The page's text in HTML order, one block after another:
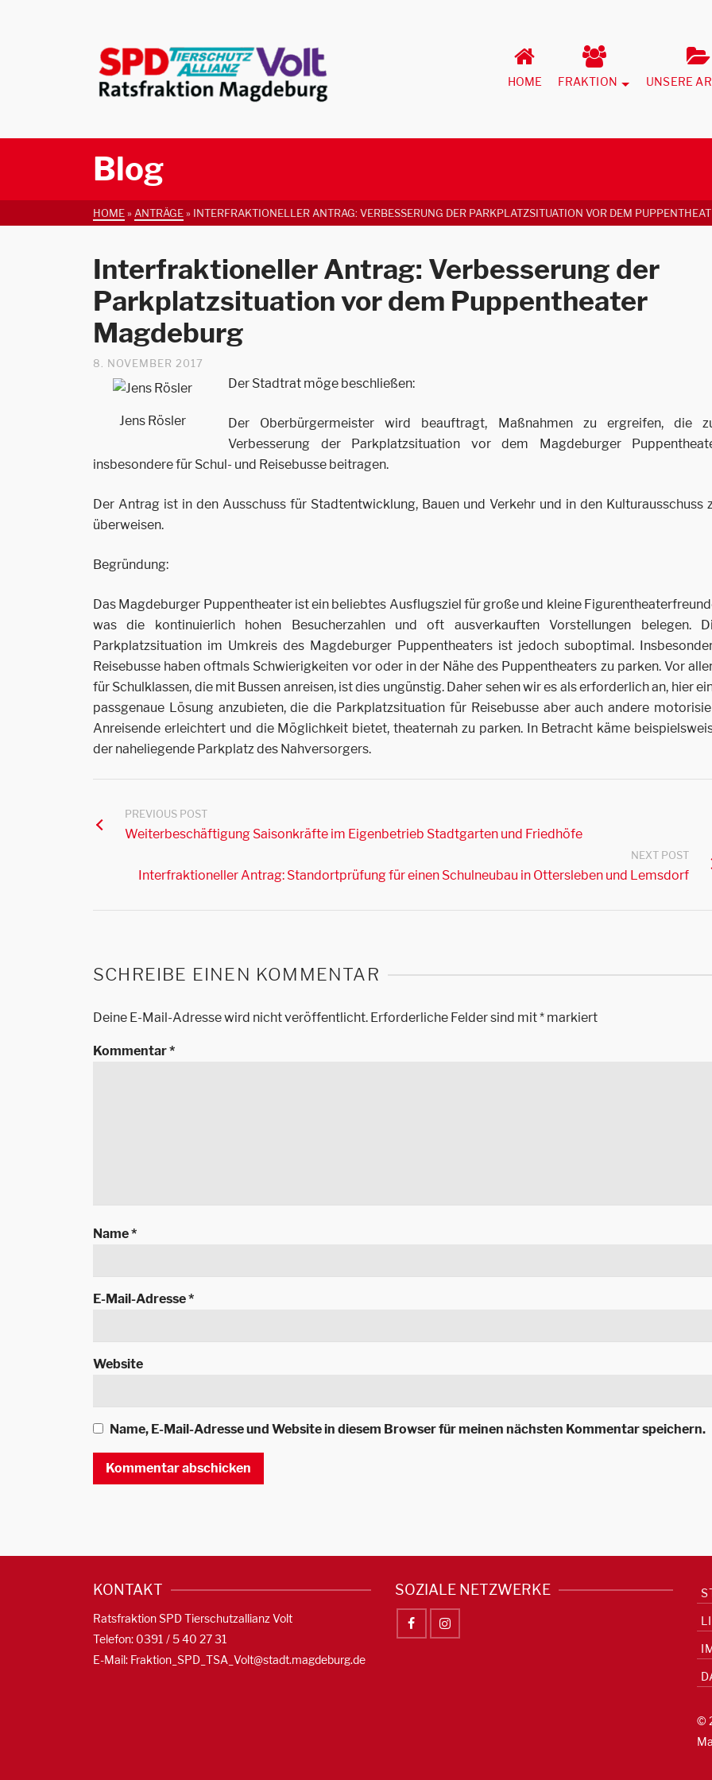
HOME FRAKTION UNSERE
Blog
HOME» ANTRÄGE» INTERFRAKTIONELLER ANTRAG: VERBESSERUNG DER PARKPLATZSITUATION VOR DEM
Interfraktioneller Antrag: Verbesserung der
Parkplatzsituation vor dem Puppentheater
Magdeburg
8. NOVEMBER 2017
Jens Rösler
Der Stadtrat möge beschließen:
Der Oberbürgermeister wird beauftragt, Maßnahmen zu ergreifen, die
Verbesserung der Parkplatzsituation vor dem Magdeburger
insbesondere für Schul- und Reisebusse beitragen.
Der Antrag ist in den Ausschuss für Stadtentwicklung, Bauen und Verkehr und in den Kulturausschuss
überweisen.
Begründung:
Das Magdeburger Puppentheater ist ein beliebtes Ausflugsziel für große und kleine
was die kontinuierlich hohen Besucherzahlen und oft ausverkauften Vorstellungen belegen.
Parkplatzsituation im Umkreis des Magdeburger Puppentheaters ist jedoch suboptimal.
Reisebusse haben oftmals Schwierigkeiten vor oder in der Nähe des Puppentheaters zu parken. Vor
für Schulklassen, die mit Bussen anreisen, ist dies ungünstig. Daher sehen wir es als erforderlich an, hier
passgenaue Lösung anzubieten, die die Parkplatzsituation für Reisebusse aber auch andere
Anreisende erleichtert und die Möglichkeit bietet, theaternah zu parken. In Betracht käme
der naheliegende Parkplatz des Nahversorgers.
PREVIOUS POST
Weiterbeschäftigung Saisonkräfte im Eigenbetrieb Stadtgarten und Friedhöfe
NEXT POST
Interfraktioneller Antrag: Standortprüfung für einen Schulneubau in Ottersleben und Lemsdorf
SCHREIBE EINEN KOMMENTAR
Deine E-Mail-Adresse wird nicht veröffentlicht. Erforderliche Felder sind mit* markiert
Kommentar*
Name*
E-Mail-Adresse*
Website
Name, E-Mail-Adresse und Website in diesem Browser für meinen nächsten Kommentar speichern.
KONTAKT
Ratsfraktion SPD Tierschutzallianz Volt
Telefon: 0391 / 5 40 27 31
E-Mail: Fraktion_SPD_TSA_Volt@stadt.magdeburg.de
SOZIALE NETZWERKE
©